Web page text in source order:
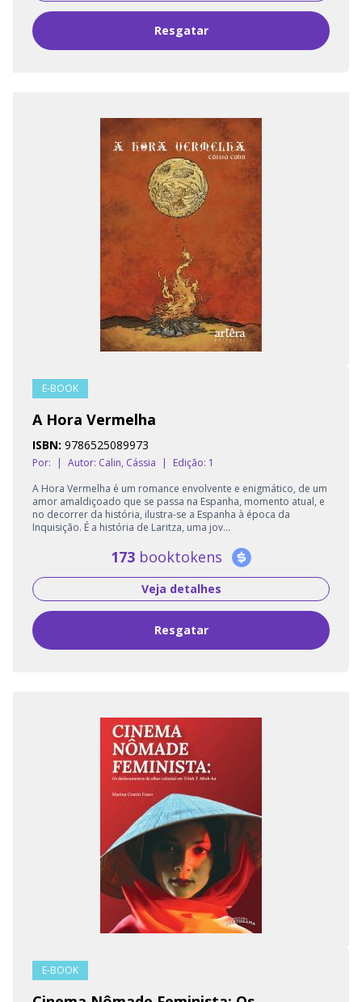
Resgatar
E-BOOK
A Hora Vermelha
ISBN: 9786525089973
Por: | Autor: Calin, Cássia |
Edição: 1
A Hora Vermelha é um romance envolvente e enigmático, de um
amor amaldiçoado que se passa na Espanha, momento atual, e
no decorrer da história, ilustra-se a Espanha à época da
Inquisição. É a história de Laritza, uma jov...
173 booktokens
Veja detalhes
Resgatar
E-BOOK